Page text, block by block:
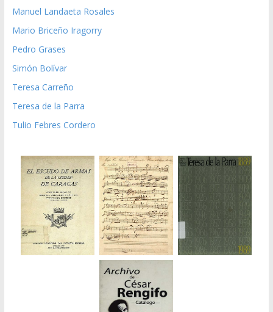
Manuel Landaeta Rosales
Mario Briceño Iragorry
Pedro Grases
Simón Bolívar
Teresa Carreño
Teresa de la Parra
Tulio Febres Cordero